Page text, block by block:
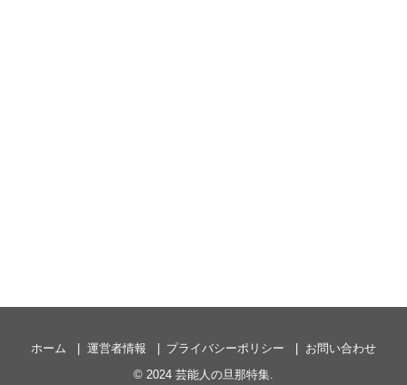
ホーム 運営者情報 プライバシーポリシー
お問い合わせ
© 2024 芸能人の旦那特集.